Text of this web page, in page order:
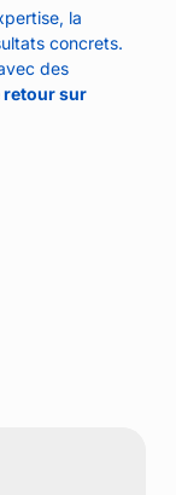
la
concrets.
des
retour sur